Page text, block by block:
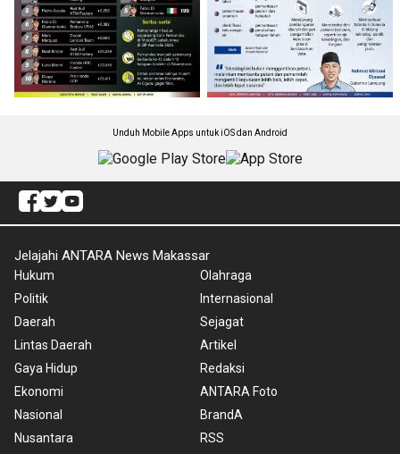
Unduh Mobile Apps untuk iOS dan Android
Jelajahi ANTARA News Makassar
Hukum
Politik
Daerah
Lintas Daerah
Gaya Hidup
Ekonomi
Nasional
Nusantara
Olahraga
Internasional
Sejagat
Artikel
Redaksi
ANTARA Foto
BrandA
RSS